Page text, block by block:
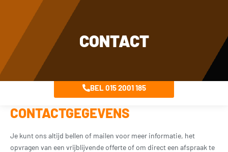
★★★★★ 7.000+ tevreden klanten
Dagelijks bereikbaar op werkdagen tussen 09:00 en 18:00 en zaterdag tussen 11:30 en
BEL 015 2001 185
CONTACT
CONTACTGEGEVENS
Je kunt ons altijd bellen of mailen voor meer informatie, het
opvragen van een vrijblijvende offerte of om direct een afspraak te